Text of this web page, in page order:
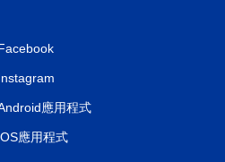
應用程式
應用程式